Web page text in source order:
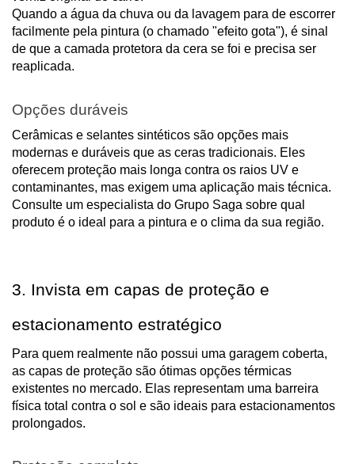
Quando a água da chuva ou da lavagem para de escorrer
facilmente pela pintura (o chamado "efeito gota"), é sinal
de que a camada protetora da cera se foi e precisa ser
reaplicada.
Opções duráveis
Cerâmicas e selantes sintéticos são opções mais
modernas e duráveis que as ceras tradicionais. Eles
oferecem proteção mais longa contra os raios UV e
contaminantes, mas exigem uma aplicação mais técnica.
Consulte um especialista do Grupo Saga sobre qual
produto é o ideal para a pintura e o clima da sua região.
3. Invista em capas de proteção e
estacionamento estratégico
Para quem realmente não possui uma garagem coberta,
as capas de proteção são ótimas opções térmicas
existentes no mercado. Elas representam uma barreira
física total contra o sol e são ideais para estacionamentos
prolongados.